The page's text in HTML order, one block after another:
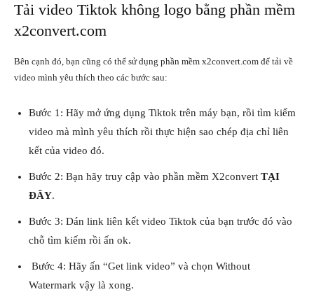
Tải video Tiktok không logo bằng phần mềm
x2convert.com
Bên cạnh đó, bạn cũng có thể sử dụng phần mềm x2convert.com để tải về
video mình yêu thích theo các bước sau:
Bước 1: Hãy mở ứng dụng Tiktok trên máy bạn, rồi tìm kiếm
video mà mình yêu thích rồi thực hiện sao chép địa chỉ liên
kết của video đó.
Bước 2: Bạn hãy truy cập vào phần mềm X2convert TẠI
ĐÂY.
Bước 3: Dán link liên kết video Tiktok của bạn trước đó vào
chỗ tìm kiếm rồi ấn ok.
Bước 4: Hãy ấn “Get link video” và chọn Without
Watermark vậy là xong.